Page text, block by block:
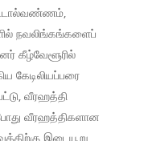
நவலிங்கங்களைப்
கீழ்வேளூரில்
கேடிலியப்பரை
வீரஹத்தி
வீரஹத்திகளான
இடையூறு